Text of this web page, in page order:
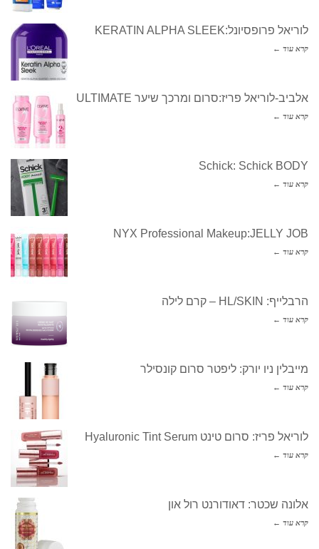
לוריאל פרופסיונל:KERATIN ALPHA SLEEK
קרא עוד ←
אלביב-לוריאל פריז:סרום ומרכך שיער ULTIMATE
קרא עוד ←
Schick: Schick BODY
קרא עוד ←
NYX Professional Makeup:JELLY JOB
קרא עוד ←
הרבלייף: HL/SKIN – קרם לילה
קרא עוד ←
מייבלין ניו יורק: ליפטר סרום קונסילר
קרא עוד ←
לוריאל פריז: סרום טינט Hyaluronic Tint Serum
קרא עוד ←
אלונה שכטר: דאודורנט רול און
קרא עוד ←